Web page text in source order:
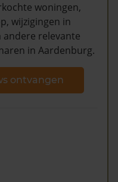
woningen,
wijzigingen in
relevante
in Aardenburg.
ontvangen